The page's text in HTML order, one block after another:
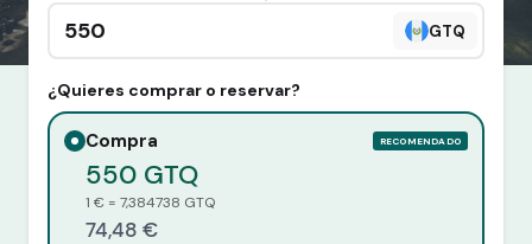
GTQ
¿Quieres comprar o reservar?
Compra RECOMENDADO
550 GTQ
1 € = 7,384738 GTQ
74,48 €